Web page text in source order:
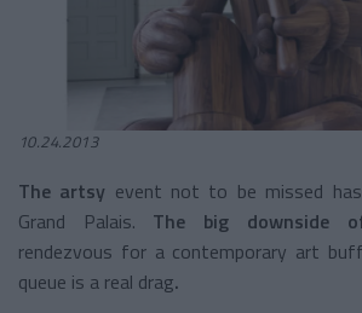
10.24.2013
The artsy event not to be missed
Grand Palais. The big downside
rendezvous for a contemporary art
queue is a real drag.